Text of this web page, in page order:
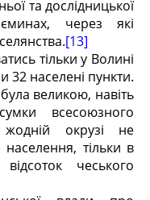
та дослідницької
через які
[13]
тільки у Волині
населені пункти.
великою, навіть
всесоюзного
окрузі не
тільки в
чеського